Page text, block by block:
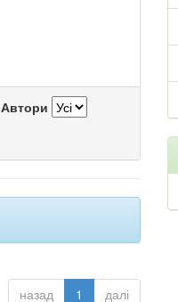
Автори
назад 1 далі